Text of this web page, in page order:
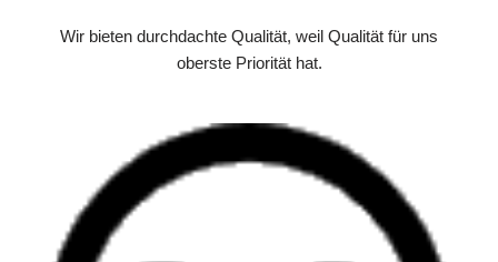
Wir bieten durchdachte Qualität, weil Qualität für uns
oberste Priorität hat.